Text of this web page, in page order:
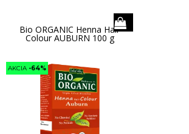
Bio ORGANIC Henna Hair
Colour AUBURN 100 g
AKCIA -64%